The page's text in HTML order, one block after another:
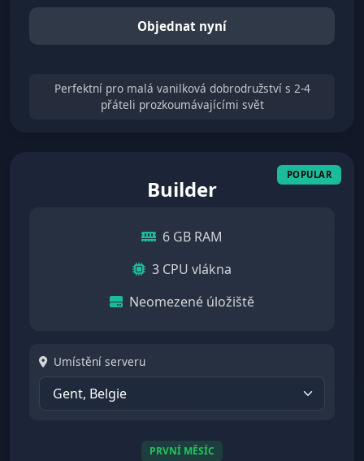
Objednat nyní
Perfektní pro malá vanilková dobrodružství s 2-4
přáteli prozkoumávajícími svět
Builder
6 GB RAM
3 CPU vlákna
Neomezené úložiště
Umístění serveru
PRVNÍ MĚSÍC